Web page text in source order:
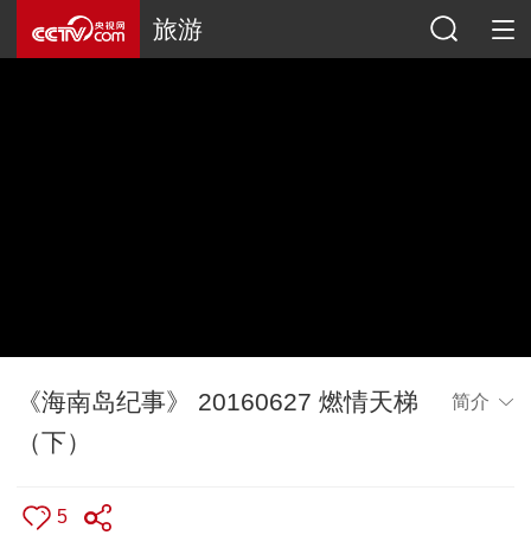
旅游
《海南岛纪事》 20160627 燃情天梯
（下）
简介
5